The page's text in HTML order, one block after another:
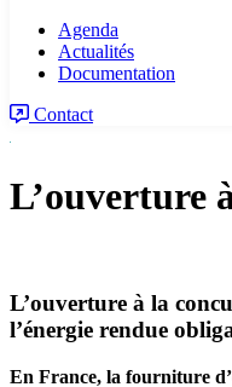
Agenda
Actualités
Documentation
Contact
L’ouverture
L’ouverture à la
l’énergie rendue
En France, la fourniture